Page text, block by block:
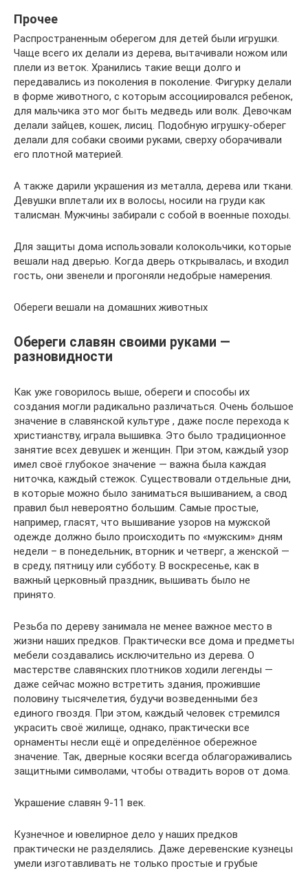
Прочее
Распространенным оберегом для детей были игрушки.
Чаще всего их делали из дерева, вытачивали ножом или
плели из веток. Хранились такие вещи долго и
передавались из поколения в поколение. Фигурку делали
в форме животного, с которым ассоциировался ребенок,
для мальчика это мог быть медведь или волк. Девочкам
делали зайцев, кошек, лисиц. Подобную игрушку-оберег
делали для собаки своими руками, сверху оборачивали
его плотной материей.
А также дарили украшения из металла, дерева или ткани.
Девушки вплетали их в волосы, носили на груди как
талисман. Мужчины забирали с собой в военные походы.
Для защиты дома использовали колокольчики, которые
вешали над дверью. Когда дверь открывалась, и входил
гость, они звенели и прогоняли недобрые намерения.
Обереги вешали на домашних животных
Обереги славян своими руками —
разновидности
Как уже говорилось выше, обереги и способы их
создания могли радикально различаться. Очень большое
значение в славянской культуре , даже после перехода к
христианству, играла вышивка. Это было традиционное
занятие всех девушек и женщин. При этом, каждый узор
имел своё глубокое значение — важна была каждая
ниточка, каждый стежок. Существовали отдельные дни,
в которые можно было заниматься вышиванием, а свод
правил был невероятно большим. Самые простые,
например, гласят, что вышивание узоров на мужской
одежде должно было происходить по «мужским» дням
недели – в понедельник, вторник и четверг, а женской —
в среду, пятницу или субботу. В воскресенье, как в
важный церковный праздник, вышивать было не
принято.
Резьба по дереву занимала не менее важное место в
жизни наших предков. Практически все дома и предметы
мебели создавались исключительно из дерева. О
мастерстве славянских плотников ходили легенды —
даже сейчас можно встретить здания, прожившие
половину тысячелетия, будучи возведенными без
единого гвоздя. При этом, каждый человек стремился
украсить своё жилище, однако, практически все
орнаменты несли ещё и определённое обережное
значение. Так, дверные косяки всегда облагораживались
защитными символами, чтобы отвадить воров от дома.
Украшение славян 9-11 век.
Кузнечное и ювелирное дело у наших предков
практически не разделялись. Даже деревенские кузнецы
умели изготавливать не только простые и грубые